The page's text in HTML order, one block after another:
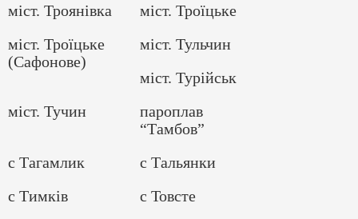
міст. Троянівка
міст. Троїцьке
міст. Троїцьке
(Сафонове)
міст. Тульчин
міст. Турійськ
міст. Тучин
пароплав
“Тамбов”
с Тагамлик
с Тальянки
с Тимків
с Товсте